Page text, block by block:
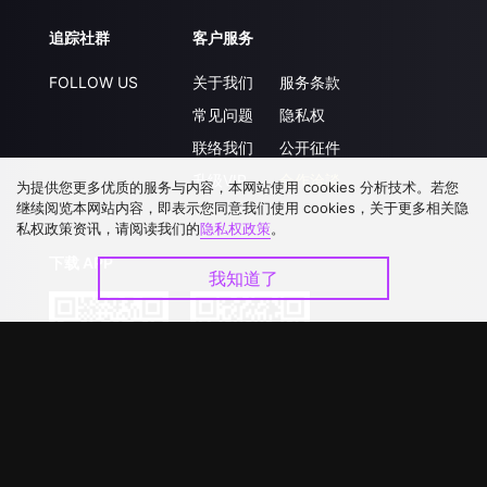
追踪社群
FOLLOW US
客户服务
关于我们
常见问题
联络我们
升级VIP
服务条款
隐私权
公开征件
合作洽談
下载 APP
为提供您更多优质的服务与内容，本网站使用 cookies 分析技术。若您
继续阅览本网站内容，即表示您同意我们使用 cookies，关于更多相关隐
私权政策资讯，请阅读我们的隐私权政策。
我知道了